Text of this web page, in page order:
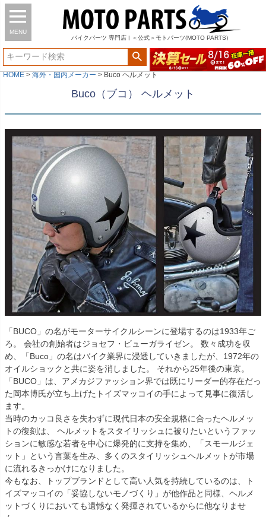
MENU
バイク パーツ 専門店 | ＜公式＞モトパーツ(MOTO PARTS)
HOME 海外・国内メーカー Buco ヘルメット
Buco（ブコ） ヘルメット
「BUCO」の名がモーターサイクルシーンに登場するのは1933年ご
ろ。 会社の創始者はジョセフ・ビューガライゼン。 数々成功を収
め、「Buco」の名はバイク業界に浸透していきましたが、1972年の
オイルショックと共に姿を消しました。 それから25年後の東京。
「BUCO」は、アメカジファッション界では既にリーダー的存在だっ
た岡本博氏が立ち上げたトイズマッコイの手によって見事に復活し
ます。
当時のカッコ良さを失わずに現代日本の安全規格に合ったヘルメッ
トの復刻は、 ヘルメットをスタイリッシュに被りたいというファッ
ションに敏感な若者を中心に爆発的に支持を集め、「スモールジェ
ット」という言葉を生み、多くのスタイリッシュヘルメットが市場
に流れるきっかけになりました。
今もなお、トップブランドとして高い人気を持続しているのは、ト
イズマッコイの「妥協しないモノづくり」が他作品と同様、ヘルメ
ットづくりにおいても遺憾なく発揮されているからに他なりませ